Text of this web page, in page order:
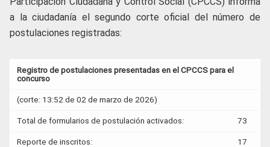
a la ciudadanía el segundo corte oficial del número de
postulaciones registradas:
Registro de postulaciones presentadas en el CPCCS para el
concurso
(corte: 13:52 de 02 de marzo de 2026)
Total de formularios de postulación activados: 73
Reporte de inscritos: 17